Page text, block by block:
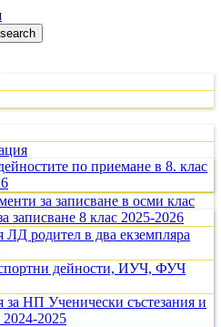
по приемане в 8. клас
за записване в осми клас
записване 8 клас 2025-2026
ЛД родител в два екземпляра
дейности, ИУЧ, ФУЧ
за НП Ученически състезания и
2025